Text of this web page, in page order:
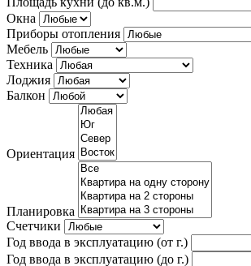
Окна
Приборы отопления
Мебель
Техника
Лоджия
Балкон
Ориентация
Планировка
Счетчики
Год ввода в эксплуатацию (от г.)
Год ввода в эксплуатацию (до г.)